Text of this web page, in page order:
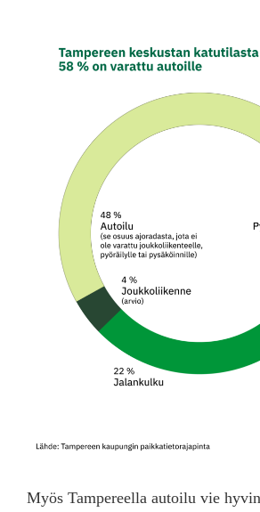
Myös Tampereella autoilu vie